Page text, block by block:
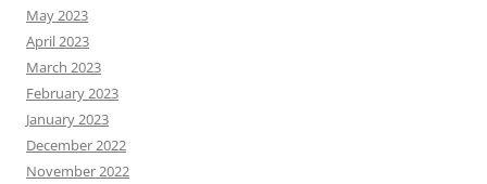
May 2023
April 2023
March 2023
February 2023
January 2023
December 2022
November 2022